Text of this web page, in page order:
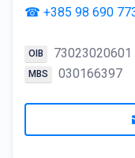
☎ +385 98 690
OIB 73023020601
MBS 030166397